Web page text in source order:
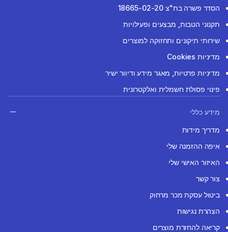
הסדר פשרה בת"צ 18665-02-20
תקנוני הטבות, מבצעים ופעילויות
שירותי תיקונים ותחזוקה למוצרים
מדיניות Cookies
מדיניות פרטיות, מאגר מידע ודיוור ישיר
פינוי פסולת חשמלית ואלקטרונית
מידע כללי
מדריך מידות
איפה ההזמנה שלי
האיזור האישי שלי
צור קשר
ביטול עסקת מכר מרחוק
הצהרת נגישות
קריאה להחזרת מוצרים